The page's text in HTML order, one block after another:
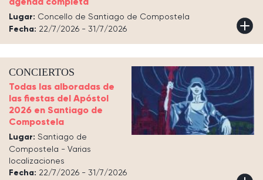
Lugar: Concello de Santiago de Compostela
Fecha: 22/7/2026 - 31/7/2026
CONCIERTOS
Todas las alboradas de
las fiestas del Apóstol
2026 en Santiago de
Compostela
Lugar: Santiago de
Compostela - Varias
localizaciones
Fecha: 22/7/2026 - 31/7/2026